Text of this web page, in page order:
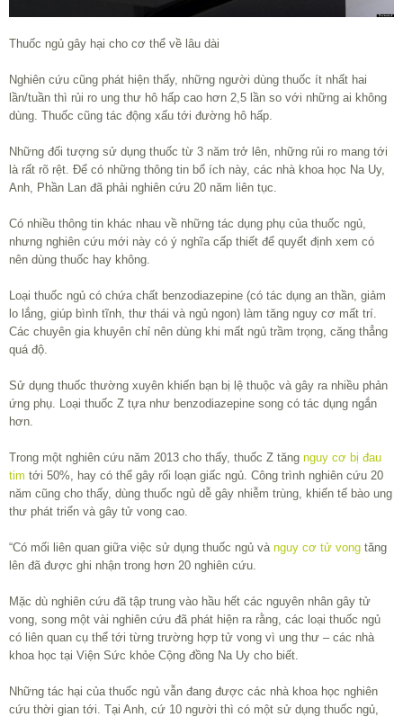
Thuốc ngủ gây hại cho cơ thể về lâu dài
Nghiên cứu cũng phát hiện thấy, những người dùng thuốc ít nhất hai
lần/tuần thì rủi ro ung thư hô hấp cao hơn 2,5 lần so với những ai không
dùng. Thuốc cũng tác động xấu tới đường hô hấp.
Những đối tượng sử dụng thuốc từ 3 năm trở lên, những rủi ro mang tới
là rất rõ rệt. Để có những thông tin bổ ích này, các nhà khoa học Na Uy,
Anh, Phần Lan đã phải nghiên cứu 20 năm liên tục.
Có nhiều thông tin khác nhau về những tác dụng phụ của thuốc ngủ,
nhưng nghiên cứu mới này có ý nghĩa cấp thiết để quyết định xem có
nên dùng thuốc hay không.
Loại thuốc ngủ có chứa chất benzodiazepine (có tác dụng an thần, giảm
lo lắng, giúp bình tĩnh, thư thái và ngủ ngon) làm tăng nguy cơ mất trí.
Các chuyên gia khuyên chỉ nên dùng khi mất ngủ trầm trọng, căng thẳng
quá độ.
Sử dụng thuốc thường xuyên khiến bạn bị lệ thuộc và gây ra nhiều phản
ứng phụ. Loại thuốc Z tựa như benzodiazepine song có tác dụng ngắn
hơn.
Trong một nghiên cứu năm 2013 cho thấy, thuốc Z tăng nguy cơ bị đau
tim tới 50%, hay có thể gây rối loạn giấc ngủ. Công trình nghiên cứu 20
năm cũng cho thấy, dùng thuốc ngủ dễ gây nhiễm trùng, khiến tế bào ung
thư phát triển và gây tử vong cao.
“Có mối liên quan giữa việc sử dụng thuốc ngủ và nguy cơ tử vong tăng
lên đã được ghi nhận trong hơn 20 nghiên cứu.
Mặc dù nghiên cứu đã tập trung vào hầu hết các nguyên nhân gây tử
vong, song một vài nghiên cứu đã phát hiện ra rằng, các loại thuốc ngủ
có liên quan cụ thể tới từng trường hợp tử vong vì ung thư – các nhà
khoa học tại Viện Sức khỏe Cộng đồng Na Uy cho biết.
Những tác hại của thuốc ngủ vẫn đang được các nhà khoa học nghiên
cứu thời gian tới. Tại Anh, cứ 10 người thì có một sử dụng thuốc ngủ,